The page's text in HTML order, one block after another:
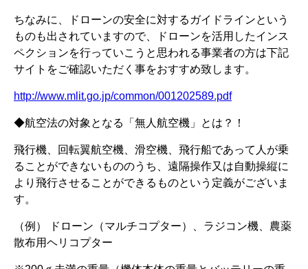
ちなみに、ドローンの安全に対するガイドラインという
ものも出されていますので、ドローンを活用したインス
ペクションを行っていこうと思われる事業者の方は下記
サイトをご確認いただく事をおすすめ致します。
http://www.mlit.go.jp/common/001202589.pdf
◆航空法の対象となる「無人航空機」とは？！
飛行機、回転翼航空機、滑空機、飛行船であって人が乗
ることができないもののうち、遠隔操作又は自動操縦に
より飛行させることができるものという定義がございま
す。
（例） ドローン（マルチコプター）、ラジコン機、農薬
散布用ヘリコプター